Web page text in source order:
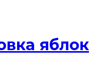
яблок